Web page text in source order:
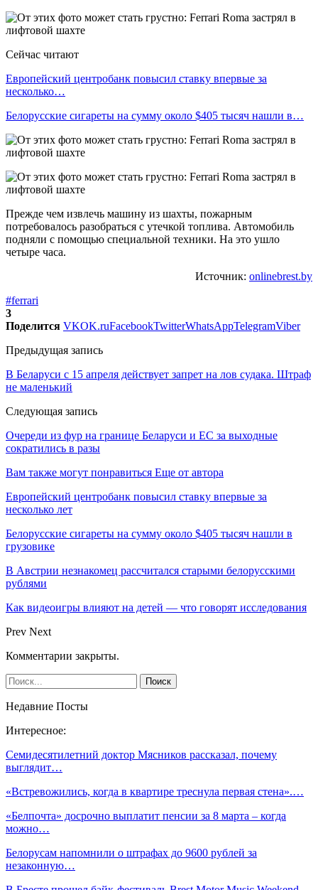
Сейчас читают
Европейский центробанк повысил ставку впервые за
несколько…
Белорусские сигареты на сумму около $405 тысяч нашли в…
Прежде чем извлечь машину из шахты, пожарным
потребовалось разобраться с утечкой топлива. Автомобиль
подняли с помощью специальной техники. На это ушло
четыре часа.
Источник: onlinebrest.by
#ferrari
3
Поделится VKOK.ruFacebookTwitterWhatsAppTelegramViber
Предыдущая запись
В Беларуси с 15 апреля действует запрет на лов судака. Штраф
не маленький
Следующая запись
Очереди из фур на границе Беларуси и ЕС за выходные
сократились в разы
Вам также могут понравиться Еще от автора
Европейский центробанк повысил ставку впервые за
несколько лет
Белорусские сигареты на сумму около $405 тысяч нашли в
грузовике
В Австрии незнакомец рассчитался старыми белорусскими
рублями
Как видеоигры влияют на детей — что говорят исследования
Prev Next
Комментарии закрыты.
Недавние Посты
Интересное:
Семидесятилетний доктор Мясников рассказал, почему
выглядит…
«Встревожились, когда в квартире треснула первая стена».…
«Белпочта» досрочно выплатит пенсии за 8 марта – когда
можно…
Белорусам напомнили о штрафах до 9600 рублей за
незаконную…